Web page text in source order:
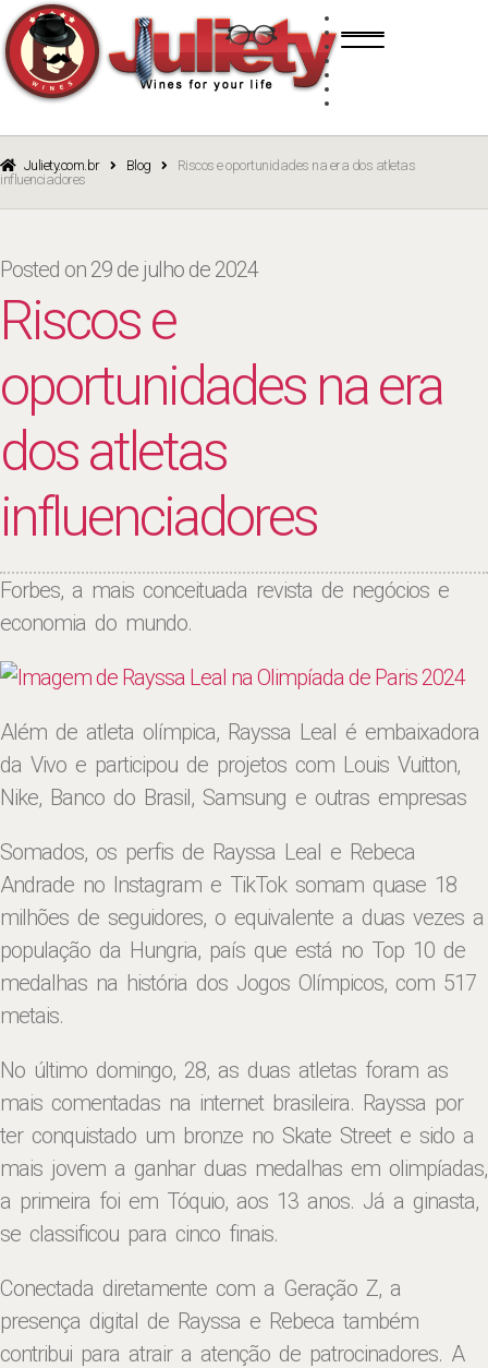
navigation
content
BRANCO
ROSÉ
Juliety.com.br Blog
Riscos e oportunidades na era dos atletas
influenciadores
Posted on 29 de julho de 2024
Riscos e
oportunidades na era
dos atletas
influenciadores
Forbes, a mais conceituada revista de negócios e
economia do mundo.
Além de atleta olímpica, Rayssa Leal é embaixadora
da Vivo e participou de projetos com Louis Vuitton,
Nike, Banco do Brasil, Samsung e outras empresas
Somados, os perfis de Rayssa Leal e Rebeca
Andrade no Instagram e TikTok somam quase 18
milhões de seguidores, o equivalente a duas vezes a
população da Hungria, país que está no Top 10 de
medalhas na história dos Jogos Olímpicos, com 517
metais.
No último domingo, 28, as duas atletas foram as
mais comentadas na internet brasileira. Rayssa por
ter conquistado um bronze no Skate Street e sido a
mais jovem a ganhar duas medalhas em olimpíadas,
a primeira foi em Tóquio, aos 13 anos. Já a ginasta,
se classificou para cinco finais.
Conectada diretamente com a Geração Z, a
presença digital de Rayssa e Rebeca também
contribui para atrair a atenção de patrocinadores. A